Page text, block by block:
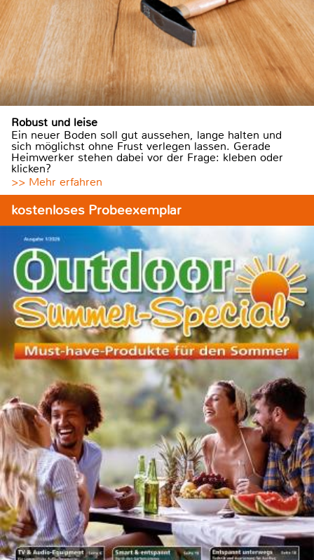
Robust und leise
Ein neuer Boden soll gut aussehen, lange halten und
sich möglichst ohne Frust verlegen lassen. Gerade
Heimwerker stehen dabei vor der Frage: kleben oder
klicken?
>> Mehr erfahren
kostenloses Probeexemplar